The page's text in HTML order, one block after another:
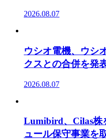
2026.08.07
ウシオ電機、ウシ
クスとの合併を発
2026.08.07
Lumibird、Cilas株
ュール保守事業を